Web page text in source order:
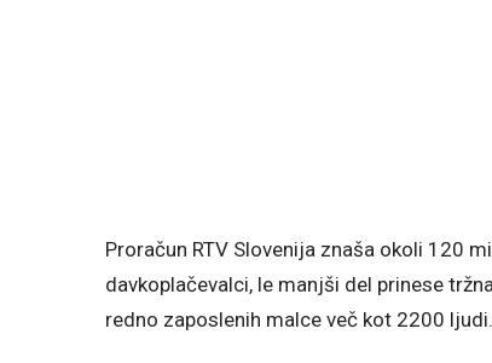
Proračun RTV Slovenija znaša okoli 120
davkoplačevalci, le manjši del prinese
redno zaposlenih malce več kot 2200 ljudi.